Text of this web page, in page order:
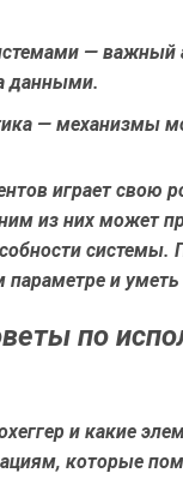
— важный
данными.
— механизмы
играет свою
из них может
и уметь
по
и какие
которые